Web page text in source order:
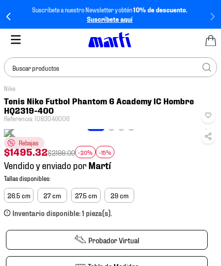
Suscríbete a nuestro Newsletter y obtén10% de descuento.
Suscríbete aquí
Buscar productos
Nike
Tenis Nike Futbol Phantom 6 Academy IC Hombre
HQ2319-400
Referencia:1083046006
Rebajas
$1495.32$2199.00 -20% -15%
Vendido y enviado por
26.5 cm 27 cm 27.5 cm 29 cm
Inventario disponible: 1 pieza(s).
Probador Virtual
TÉRMINOS MÁS
BUSCADOS
1.
tenis mujer
2.
tenis hombre
3.
tenis
4
tenis futbol
5.
jersey
6.
mochila